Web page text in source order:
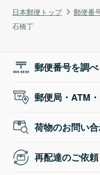
日本郵便トップ 郵便番
石橋丁
郵便番号を調
郵便局・ATM
荷物のお問い
再配達のご依頼